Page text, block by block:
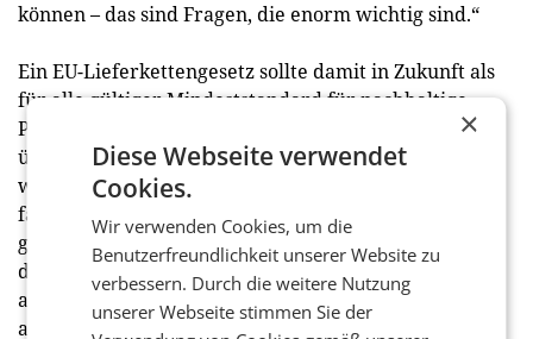
können – das sind Fragen, die enorm wichtig sind.“
Ein EU-Lieferkettengesetz sollte damit in Zukunft als
für alle gültiger Mindeststandard für nachhaltige
Produktionsbedingungen Gültigkeit haben. „Ich bin
überzeugt, dass der heutige Tag den Beginn einer
weitreichenden positiven Entwicklung in Richtung
fairer Lieferketten markiert. Wir müssen aber alle
gemeinsam weiter konsequent daran arbeiten, dass
dieses ambitionierte Ziel in den kommenden Jahren
auch tatsächlich umgesetzt wird“, so Kirner
abschließend
×
Diese Webseite verwendet
Cookies.
Wir verwenden Cookies, um die
Benutzerfreundlichkeit unserer Website zu
verbessern. Durch die weitere Nutzung
unserer Webseite stimmen Sie der